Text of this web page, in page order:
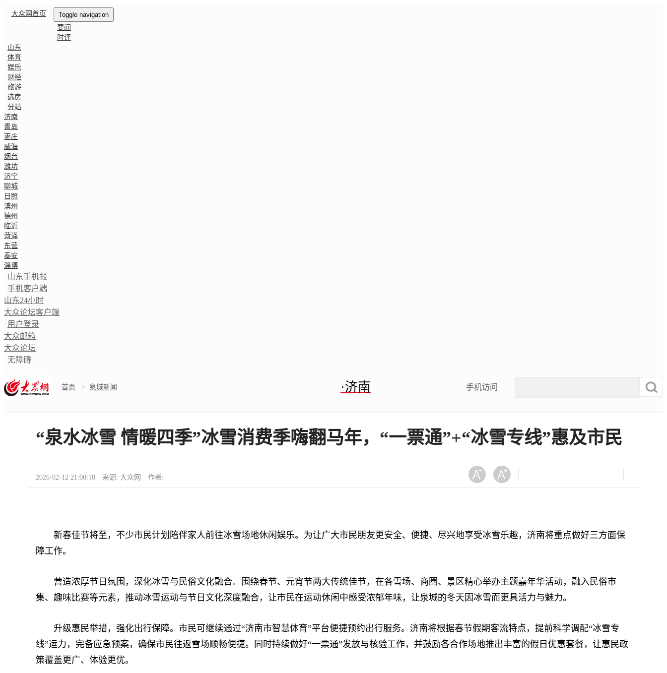
Toggle navigation
大众网首页
要闻
时评
山东
体育
娱乐
财经
旅游
选房
分站
济南
青岛
枣庄
威海
烟台
潍坊
济宁
聊城
日照
滨州
德州
临沂
菏泽
东营
泰安
淄博
山东手机报
手机客户端
山东24小时
大众论坛客户端
用户登录
大众邮箱
大众论坛
无障碍
·济南
首页 > 泉城新闻 手机访问
“泉水冰雪 情暖四季”冰雪消费季嗨翻马年，“一票通”+“冰雪专线”惠及市民
2026-02-12 21:00:18 来源: 大众网 作者:
新春佳节将至，不少市民计划陪伴家人前往冰雪场地休闲娱乐。为让广大市民朋友更安全、便捷、尽兴地享受冰雪乐趣，济南将重点做好三方面保
障工作。
营造浓厚节日氛围，深化冰雪与民俗文化融合。围绕春节、元宵节两大传统佳节，在各雪场、商圈、景区精心举办主题嘉年华活动，融入民俗市
集、趣味比赛等元素，推动冰雪运动与节日文化深度融合，让市民在运动休闲中感受浓郁年味，让泉城的冬天因冰雪而更具活力与魅力。
升级惠民举措，强化出行保障。市民可继续通过“济南市智慧体育”平台便捷预约出行服务。济南将根据春节假期客流特点，提前科学调配“冰雪专
线”运力，完备应急预案，确保市民往返雪场顺畅便捷。同时持续做好“一票通”发放与核验工作，并鼓励各合作场地推出丰富的假日优惠套餐，让惠民政
策覆盖更广、体验更优。